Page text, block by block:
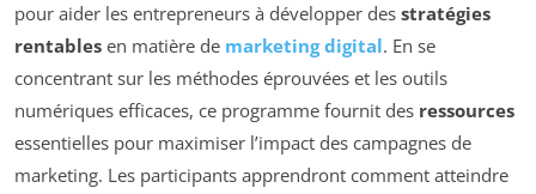
pour aider les entrepreneurs à développer des stratégies
rentables en matière de marketing digital. En se
concentrant sur les méthodes éprouvées et les outils
numériques efficaces, ce programme fournit des ressources
essentielles pour maximiser l’impact des campagnes de
marketing. Les participants apprendront comment atteindre